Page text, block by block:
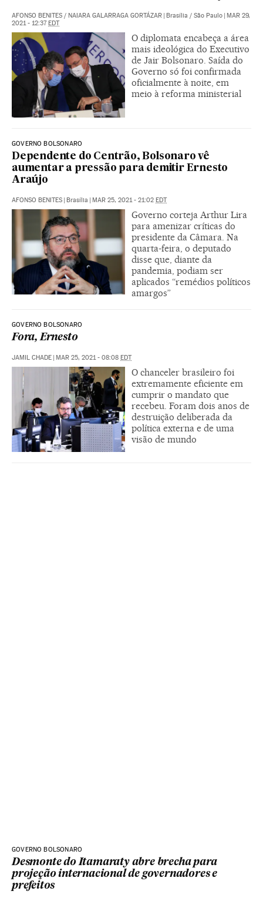
AFONSO BENITES / NAIARA GALARRAGA GORTÁZAR | Brasília / São Paulo | MAR 29,
2021 - 12:37EDT
O diplomata encabeça a área
mais ideológica do Executivo
de Jair Bolsonaro. Saída do
Governo só foi confirmada
oficialmente à noite, em
meio à reforma ministerial
GOVERNO BOLSONARO
Dependente do Centrão, Bolsonaro vê
aumentar a pressão para demitir Ernesto
Araújo
AFONSO BENITES | Brasília | MAR 25, 2021 - 21:02 EDT
Governo corteja Arthur Lira
para amenizar críticas do
presidente da Câmara. Na
quarta-feira, o deputado
disse que, diante da
pandemia, podiam ser
aplicados “remédios políticos
amargos”
GOVERNO BOLSONARO
Fora, Ernesto
JAMIL CHADE | MAR 25, 2021 - 08:08 EDT
O chanceler brasileiro foi
extremamente eficiente em
cumprir o mandato que
recebeu. Foram dois anos de
destruição deliberada da
política externa e de uma
visão de mundo
GOVERNO BOLSONARO
Desmonte do Itamaraty abre brecha para
projeção internacional de governadores e
prefeitos